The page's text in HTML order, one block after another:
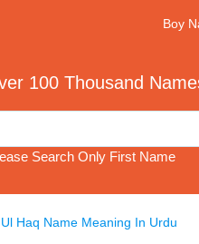
Boy
100 Thousand
Search Only First Name
Haq Name Meaning In Urdu